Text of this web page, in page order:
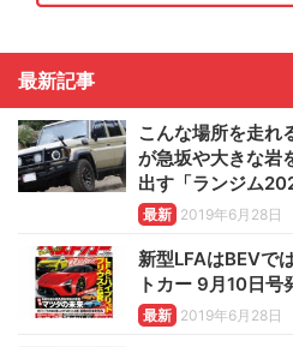
最新記事
こんな場所を走
が急坂や大きな
出す「ランジム
最新 2019年6月28日
新型LFAはBEVで
トカー 9月10日号
最新 2019年6月28日